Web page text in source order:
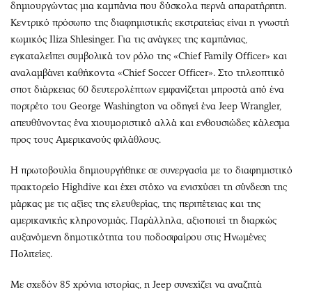
δημιουργώντας μια καμπάνια που δύσκολα περνά απαρατήρητη.
Κεντρικό πρόσωπο της διαφημιστικής εκστρατείας είναι η γνωστή
κωμικός Iliza Shlesinger. Για τις ανάγκες της καμπάνιας,
εγκαταλείπει συμβολικά τον ρόλο της «Chief Family Officer» και
αναλαμβάνει καθήκοντα «Chief Soccer Officer». Στο τηλεοπτικό
σποτ διάρκειας 60 δευτερολέπτων εμφανίζεται μπροστά από ένα
πορτρέτο του George Washington να οδηγεί ένα Jeep Wrangler,
απευθύνοντας ένα χιουμοριστικό αλλά και ενθουσιώδες κάλεσμα
προς τους Αμερικανούς φιλάθλους.
Η πρωτοβουλία δημιουργήθηκε σε συνεργασία με το διαφημιστικό
πρακτορείο Highdive και έχει στόχο να ενισχύσει τη σύνδεση της
μάρκας με τις αξίες της ελευθερίας, της περιπέτειας και της
αμερικανικής κληρονομιάς. Παράλληλα, αξιοποιεί τη διαρκώς
αυξανόμενη δημοτικότητα του ποδοσφαίρου στις Ηνωμένες
Πολιτείες.
Με σχεδόν 85 χρόνια ιστορίας, η Jeep συνεχίζει να αναζητά